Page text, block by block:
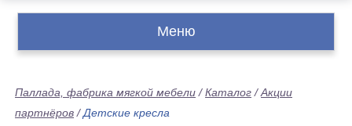
Меню
Паллада, фабрика мягкой мебели /Каталог /Акции
партнёров /Детские кресла